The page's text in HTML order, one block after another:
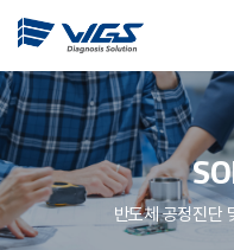
반도체 공정진단